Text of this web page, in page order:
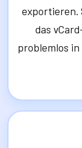
exportieren.
das
problemlos in